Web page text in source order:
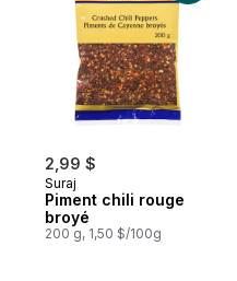
2,99 $
Suraj
Piment chili rouge
broyé
200 g, 1,50 $/100g